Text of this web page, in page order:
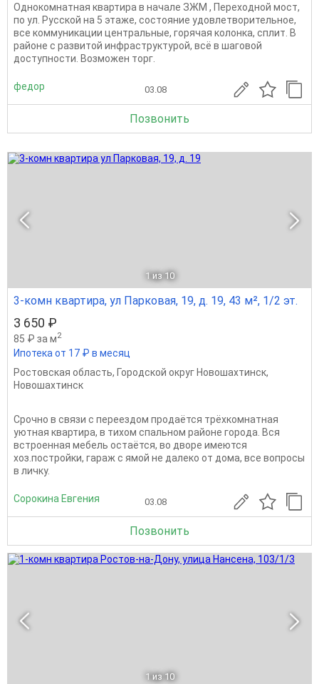
Однокомнатная квартира в начале ЗЖМ , Переходной мост,
по ул. Русской на 5 этаже, состояние удовлетворительное,
все коммуникации центральные, горячая колонка, сплит. В
районе с развитой инфраструктурой, всё в шаговой
доступности. Возможен торг.
федор 03.08
Позвонить
1 из 10
3-комн квартира, ул Парковая, 19, д. 19, 43 м², 1/2 эт.
3 650 ₽
85 ₽ за м2
Ипотека от 17 ₽ в месяц
Ростовская область, Городской округ Новошахтинск,
Новошахтинск
Срочно в связи с переездом продаётся трёхкомнатная
уютная квартира, в тихом спальном районе города. Вся
встроенная мебель остаётся, во дворе имеются
хоз.постройки, гараж с ямой не далеко от дома, все вопросы
в личку.
Сорокина Евгения 03.08
Позвонить
1 из 10